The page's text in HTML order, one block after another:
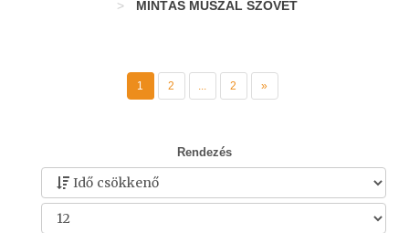
MINTÁS MŰSZÁL SZÖVET
1 2 ... 2 »
Rendezés